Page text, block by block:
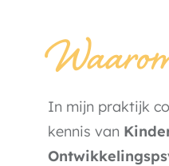
In mijn praktijk
kennis van